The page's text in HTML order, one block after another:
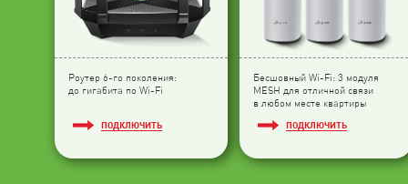
Роутер 6-го поколения:
до гигабита по Wi-Fi
ПОДКЛЮЧИТЬ
Бесшовный Wi-Fi: 3 модуля
МESH для отличной связи
в любом месте квартиры
ПОДКЛЮЧИТЬ